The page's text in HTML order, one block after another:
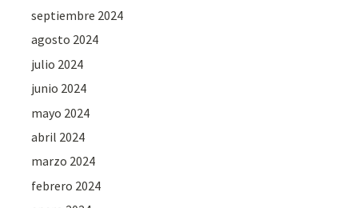
septiembre 2024
agosto 2024
julio 2024
junio 2024
mayo 2024
abril 2024
marzo 2024
febrero 2024